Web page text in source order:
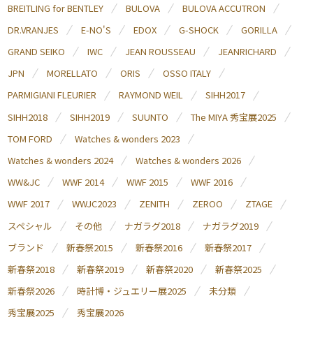
BREITLING for BENTLEY
BULOVA
BULOVA ACCUTRON
DR.VRANJES
E-NO'S EDOX G-SHOCK
GORILLA
GRAND SEIKO
IWC JEAN ROUSSEAU
JEANRICHARD
JPN
MORELLATO ORIS
OSSO ITALY
PARMIGIANI FLEURIER
RAYMOND WEIL
SIHH2017
SIHH2018
SIHH2019 SUUNTO
The MIYA 秀宝展2025
TOM FORD
Watches & wonders 2023
Watches & wonders 2024
Watches & wonders 2026
WW&JC
WWF 2014 WWF 2015
WWF 2016
WWF 2017
WWJC2023 ZENITH ZEROO
ZTAGE
スペシャル
その他 ナガラグ2018
ナガラグ2019
ブランド
新春祭2015 新春祭2016
新春祭2017
新春祭2018
新春祭2019 新春祭2020
新春祭2025
新春祭2026
時計博・ジュエリー展2025
未分類
秀宝展2025
秀宝展2026